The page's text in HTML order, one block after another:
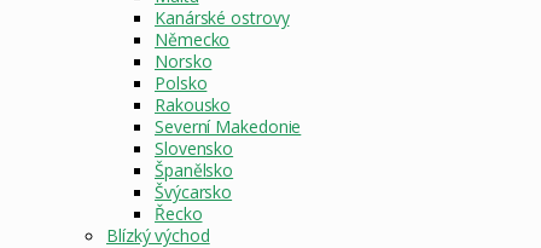
Kanárské ostrovy
Německo
Norsko
Polsko
Rakousko
Severní Makedonie
Slovensko
Španělsko
Švýcarsko
Řecko
Blízký východ